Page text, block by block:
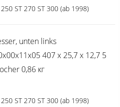
ST 270 ST 300 (ab 1998)
unten links
407 x 25,7 x 12,7 5
0,86 кг
ST 270 ST 300 (ab 1998)